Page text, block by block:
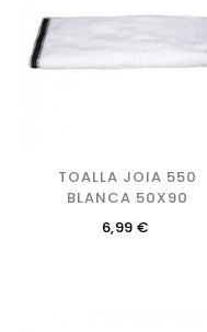
TOALLA JOIA 550
BLANCA 50X90
Precio
6,99 €